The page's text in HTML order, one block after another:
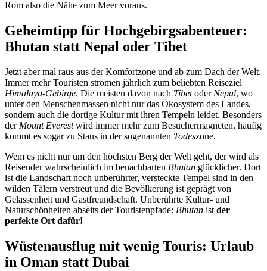
Rom also die Nähe zum Meer voraus.
Geheimtipp für Hochgebirgsabenteuer:
Bhutan statt Nepal oder Tibet
Jetzt aber mal raus aus der Komfortzone und ab zum Dach der Welt.
Immer mehr Touristen strömen jährlich zum beliebten Reiseziel
Himalaya-Gebirge. Die meisten davon nach Tibetoder Nepal, wo
unter den Menschenmassen nicht nur das Ökosystem des Landes,
sondern auch die dortige Kultur mit ihren Tempeln leidet. Besonders
der Mount Everestwird immer mehr zum Besuchermagneten, häufig
kommt es sogar zu Staus in der sogenannten Todeszone.
Wem es nicht nur um den höchsten Berg der Welt geht, der wird als
Reisender wahrscheinlich im benachbarten Bhutan glücklicher. Dort
ist die Landschaft noch unberührter, versteckte Tempel sind in den
wilden Tälern verstreut und die Bevölkerung ist geprägt von
Gelassenheit und Gastfreundschaft. Unberührte Kultur- und
Naturschönheiten abseits der Touristenpfade: Bhutan ist der
perfekte Ort dafür!
Wüstenausflug mit wenig Touris: Urlaub
in Oman statt Dubai